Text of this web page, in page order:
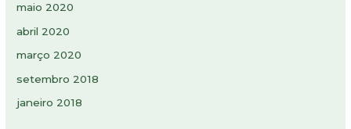
maio 2020
abril 2020
março 2020
setembro 2018
janeiro 2018